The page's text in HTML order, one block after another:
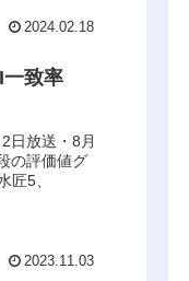
2024.02.18
致率
日放送・8月
の評価値グ
匠5、
2023.11.03